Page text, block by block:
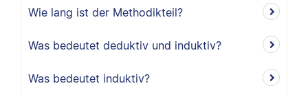
Wie lang ist der Methodikteil?
Was bedeutet deduktiv und induktiv?
Was bedeutet induktiv?